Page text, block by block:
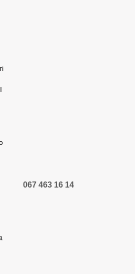
067 463 16 14